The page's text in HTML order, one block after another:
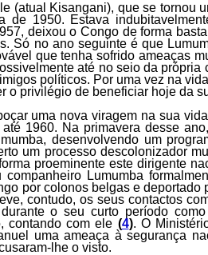
(atual Kisangani), que se tornou
de 1950. Estava
deixou o Congo de forma
Só no ano seguinte é que
que tenha sofrido ameaças
até no seio da própria
políticos. Por uma vez na
o privilégio de beneficiar hoje da
uma nova viragem na sua
1960. Na primavera desse
desenvolvendo um
um processo descolonizador
proeminente este dirigente
Lumumba
por colonos belgas e deportado
contudo, os seus contactos
o seu curto período como
contando com ele (4). O
uma ameaça à segurança
lhe o visto.